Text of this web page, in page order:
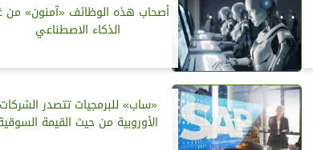
أصحاب هذه الوظائف «آمنون» من
الذكاء الاصطناعي
«ساب» للبرمجيات تتصدر
الأوروبية من حيث القيمة